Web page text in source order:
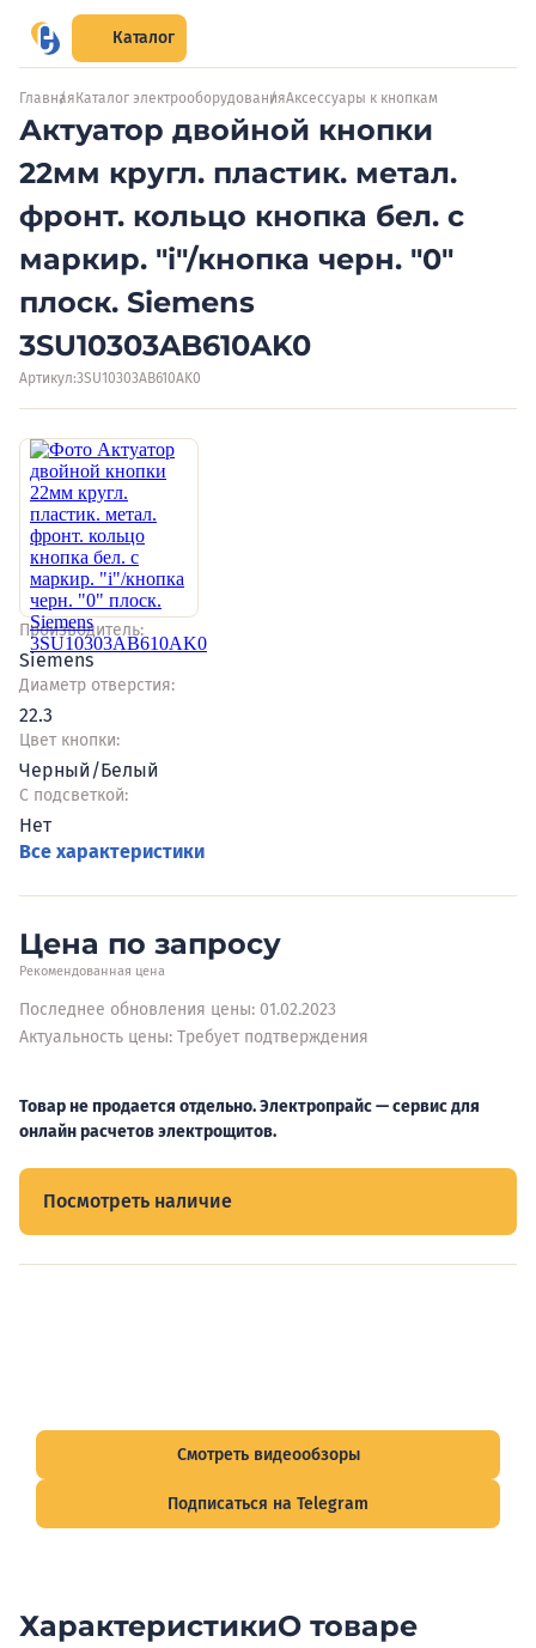
Каталог
Главная Каталог электрооборудованияАксессуары к кнопкам
Актуатор двойной кнопки
22мм кругл. пластик. метал.
фронт. кольцо кнопка бел. с
маркир. "i"/кнопка черн. "0"
плоск. Siemens
3SU10303AB610AK0
Артикул:3SU10303AB610AK0
Производитель:
Siemens
Диаметр отверстия:
22.3
Цвет кнопки:
Черный/Белый
С подсветкой:
Нет
Все характеристики
Цена по запросу
Рекомендованная цена
Последнее обновления цены: 01.02.2023
Актуальность цены: Требует подтверждения
Товар не продается отдельно. Электропрайс — сервис для
онлайн расчетов электрощитов.
Посмотреть наличие
Смотреть видеообзоры
Подписаться на Telegram
ХарактеристикиО товаре